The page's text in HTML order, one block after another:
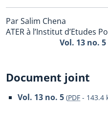
Par Salim Chena
ATER à l’Institut d’Etudes
Vol. 13 no. 5
Document joint
Vol. 13 no. 5 (PDF - 143.4